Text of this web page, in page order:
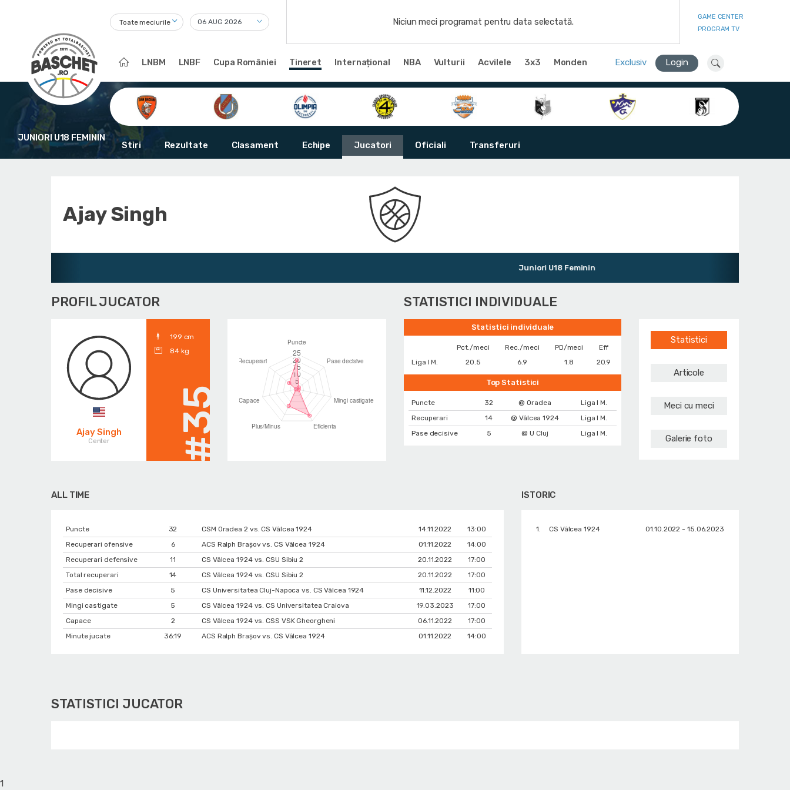
Toate meciurile Niciun meci programat pentru data selectată.
GAME CENTER
PROGRAM TV
LNBM LNBF Cupa României Tineret Internațional NBA Vulturii Acvilele 3x3 Monden Exclusiv Login
JUNIORI U18 FEMININ
Stiri Rezultate Clasament Echipe Jucatori Oficiali Transferuri
Ajay Singh
Juniori U18 Feminin
PROFIL JUCATOR
Ajay Singh
Center
199 cm
84 kg
#35
STATISTICI INDIVIDUALE
Statistici individuale
Pct./meci Rec./meci PD/meci
Eff
Liga I M.
20.5 6.9 1.8 20.9
Top Statistici
Puncte 32 @ Oradea
Liga I M.
Recuperari
14 @ Vâlcea 1924
Liga I M.
Pase decisive
5 @ U Cluj Liga I M.
Statistici
Articole
Meci cu meci
Galerie foto
ALL TIME
Puncte 32 CSM Oradea 2 vs. CS Vâlcea 1924 14.11.2022
13:00
Recuperari ofensive
6 ACS Ralph Brașov vs. CS Vâlcea 1924 01.11.2022
14:00
Recuperari defensive
11 CS Vâlcea 1924 vs. CSU Sibiu 2 20.11.2022
17:00
Total recuperari
14 CS Vâlcea 1924 vs. CSU Sibiu 2 20.11.2022
17:00
Pase decisive
5 CS Universitatea Cluj-Napoca vs. CS Vâlcea 1924 11.12.2022
11:00
Mingi castigate
5 CS Vâlcea 1924 vs. CS Universitatea Craiova 19.03.2023
17:00
Capace
2 CS Vâlcea 1924 vs. CSS VSK Gheorgheni 06.11.2022
17:00
Minute jucate
36:19 ACS Ralph Brașov vs. CS Vâlcea 1924 01.11.2022 14:00
ISTORIC
1. CS Vâlcea 1924 01.10.2022 - 15.06.2023
STATISTICI JUCATOR
1